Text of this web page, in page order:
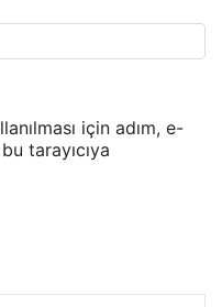
için adım, e-
tarayıcıya